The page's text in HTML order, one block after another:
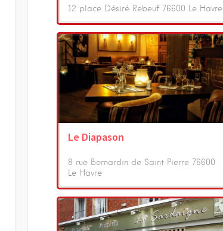
12 place Désiré Rebeuf 76600 Le Havre
Le Diapason
8 rue Bernardin de Saint Pierre 76600
Le Havre